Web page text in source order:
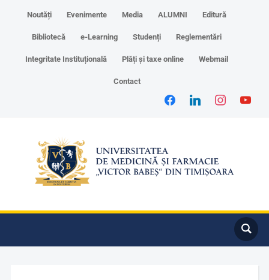
Noutăți Evenimente Media ALUMNI Editură
Bibliotecă e-Learning Studenți Reglementări
Integritate Instituțională Plăți și taxe online Webmail
Contact